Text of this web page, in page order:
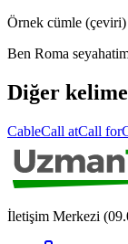
Örnek cümle (çeviri)
Ben Roma
Diğer
CableCall atCall for
İletişim Merkezi